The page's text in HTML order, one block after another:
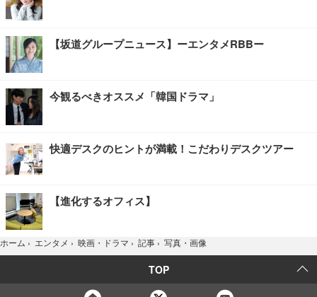
【坂道グループニュース】ーエンタメRBBー
今観るべきオススメ「韓国ドラマ」
快適デスクのヒントが満載！こだわりデスクツアー
【進化するオフィス】
ホーム › エンタメ › 映画・ドラマ › 記事 › 写真・画像
TOP